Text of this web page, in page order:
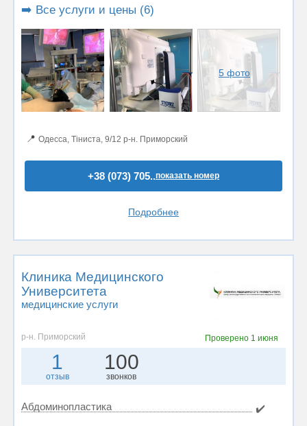
➡️ Все услуги и цены (6)
5 фото
📍 Одесса, Тіниста, 9/12 р-н. Приморский
+38 (073) 705..показать номер
Подробнее
Клиника Медицинского
Университета
медицинские услуги
р-н. Приморский Проверено 1 июня
1
отзыв
100
звонков
Абдоминопластика ✔️